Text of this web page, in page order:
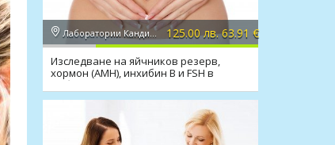
Лаборатории Кандиларов 125.00 лв. 63.91 €
Изследване на яйчников резерв,
хормон (AMH), инхибин В и FSH в
Лаборатории Кандиларов